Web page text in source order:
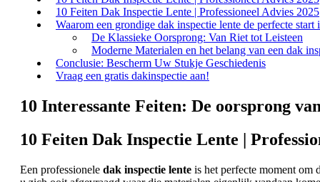
10 Feiten Dak Inspectie Lente | Professioneel Advies 2025
Waarom een grondige dak inspectie lente de perfecte start
De Klassieke Oorsprong: Van Riet tot Leisteen
Moderne Materialen en het belang van een dak
Conclusie: Bescherm Uw Stukje Geschiedenis
Vraag een gratis dakinspectie aan!
10 Interessante Feiten: De oorsprong
10 Feiten Dak Inspectie Lente |
Een professionele dak inspectie lente is het perfecte moment om